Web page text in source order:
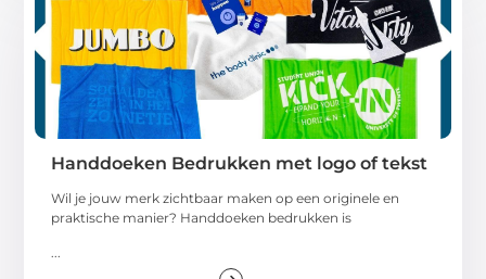
Handdoeken Bedrukken met logo of tekst
Wil je jouw merk zichtbaar maken op een originele en
praktische manier? Handdoeken bedrukken is
...